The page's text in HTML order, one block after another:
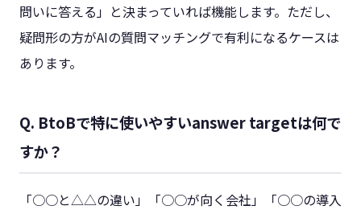
問いに答える」と決まっていれば機能します。ただし、
疑問形の方がAIの質問マッチングで有利になるケースは
あります。
Q. BtoBで特に使いやすいanswer targetは何で
すか？
「○○と△△の違い」「○○が向く会社」「○○の導入